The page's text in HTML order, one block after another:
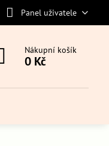
Panel uživatele
Nákupní košík
0 Kč